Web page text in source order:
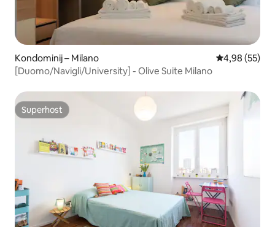
Kondominij – Milano Prosječna
4,98 (55)
[Duomo/Navigli/University] - Olive Suite Milano
Superhost
Superhost